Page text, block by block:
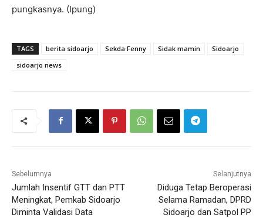
pungkasnya. (Ipung)
TAGS berita sidoarjo Sekda Fenny Sidak mamin
Sidoarjo
sidoarjo news
Sebelumnya
Jumlah Insentif GTT dan PTT
Meningkat, Pemkab Sidoarjo
Diminta Validasi Data
Selanjutnya
Diduga Tetap Beroperasi
Selama Ramadan, DPRD
Sidoarjo dan Satpol PP